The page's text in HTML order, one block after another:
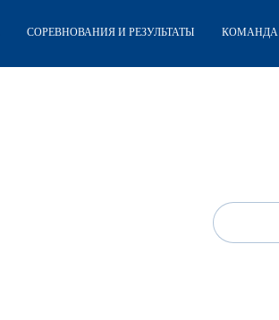
СОРЕВНОВАНИЯ И РЕЗУЛЬТАТЫ КОМАНДА